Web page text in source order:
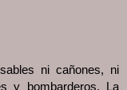
ni cañones, ni
y bombarderos. La